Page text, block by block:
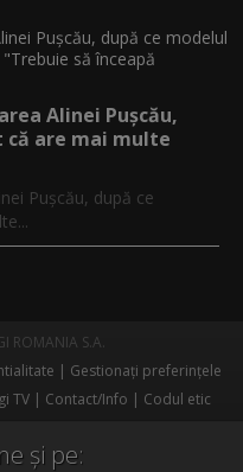
Alinei Pușcău,
că are mai multe
Pușcău, după ce
ROMANIA S.A.
Gestionați preferințele
TV Contact/Info Codul etic
și pe: